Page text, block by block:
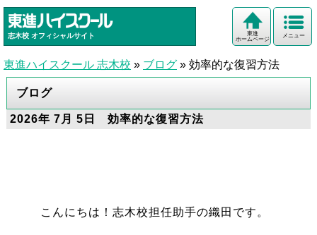
志木校 オフィシャルサイト メニュー
東進
ホームページ
東進ハイスクール 志木校 » ブログ » 効率的な復習方法
ブログ
2026年 7月 5日 効率的な復習方法
こんにちは！志木校担任助手の織田です。